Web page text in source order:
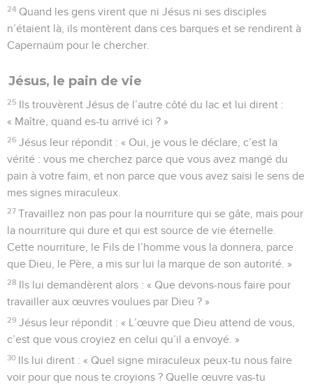
24 Quand les gens virent que ni Jésus ni ses disciples
n’étaient là, ils montèrent dans ces barques et se rendirent à
Capernaüm pour le chercher.
Jésus, le pain de vie
25 Ils trouvèrent Jésus de l’autre côté du lac et lui dirent :
« Maître, quand es-tu arrivé ici ? »
26 Jésus leur répondit : « Oui, je vous le déclare, c’est la
vérité : vous me cherchez parce que vous avez mangé du
pain à votre faim, et non parce que vous avez saisi le sens de
mes signes miraculeux.
27 Travaillez non pas pour la nourriture qui se gâte, mais pour
la nourriture qui dure et qui est source de vie éternelle.
Cette nourriture, le Fils de l’homme vous la donnera, parce
que Dieu, le Père, a mis sur lui la marque de son autorité. »
28 Ils lui demandèrent alors : « Que devons-nous faire pour
travailler aux œuvres voulues par Dieu ? »
29 Jésus leur répondit : « L’œuvre que Dieu attend de vous,
c’est que vous croyiez en celui qu’il a envoyé. »
30 Ils lui dirent : « Quel signe miraculeux peux-tu nous faire
voir pour que nous te croyions ? Quelle œuvre vas-tu